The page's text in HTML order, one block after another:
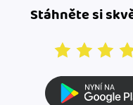
Stáhněte si